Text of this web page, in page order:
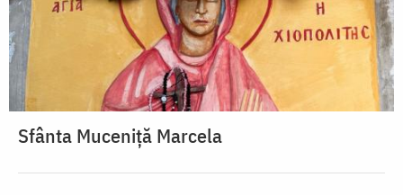
Sfânta Muceniță Marcela